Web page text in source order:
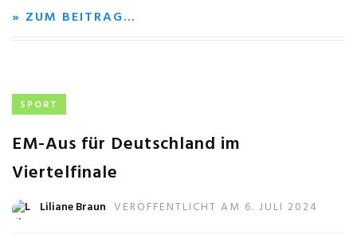
» ZUM BEITRAG…
SPORT
EM-Aus für Deutschland im
Viertelfinale
Liliane Braun VERÖFFENTLICHT AM 6. JULI 2024